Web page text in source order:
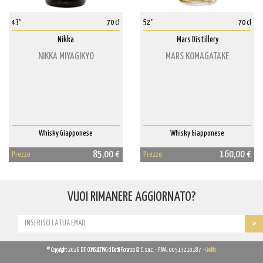
43° 70 cl
Nikka
NIKKA MIYAGIKYO
Whisky Giapponese
Prezzo 85,00 €
52° 70 cl
Mars Distillery
MARS KOMAGATAKE
Whisky Giapponese
Prezzo 160,00 €
VUOI RIMANERE AGGIORNATO?
© Copyright 2026 D.F. CONSULTING di Detti Fiorenzo & C. s.n.c. - P.IVA: 00513210187 - Credits